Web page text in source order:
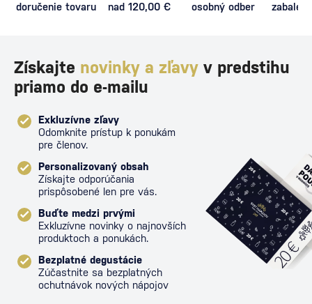
doručenie tovaru
nad 120,00 €
osobný odber
Získajte novinky a zľavy v predstihu
priamo do e-mailu
Exkluzívne zľavy
Odomknite prístup k ponukám
pre členov.
Personalizovaný obsah
Získajte odporúčania
prispôsobené len pre vás.
Buďte medzi prvými
Exkluzívne novinky o najnovších
produktoch a ponukách.
Bezplatné degustácie
Zúčastnite sa bezplatných
ochutnávok nových nápojov